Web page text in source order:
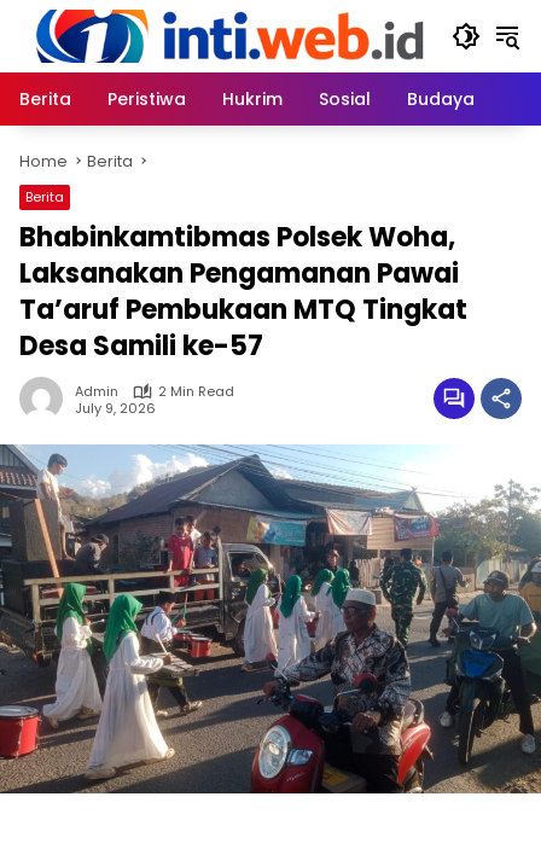
content
Berita
Peristiwa Hukrim Sosial Budaya
Home Berita
Berita
Bhabinkamtibmas Polsek Woha,
Laksanakan Pengamanan Pawai
Ta’aruf Pembukaan MTQ Tingkat
Desa Samili ke-57
Admin
2 Min Read
July 9, 2026